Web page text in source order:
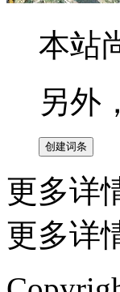
本站
另外
更多详
更多详